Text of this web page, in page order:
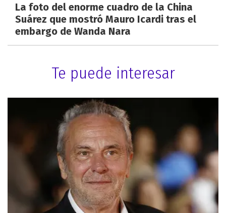
La foto del enorme cuadro de la China
Suárez que mostró Mauro Icardi tras el
embargo de Wanda Nara
Te puede interesar